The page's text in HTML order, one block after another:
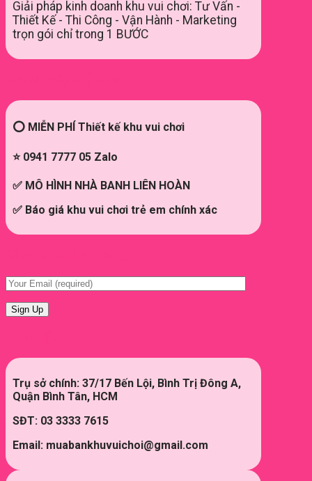
Giải pháp kinh doanh khu vui chơi: Tư Vấn -
Thiết Kế - Thi Công - Vận Hành - Marketing
trọn gói chỉ trong 1 BƯỚC
⭕ MIỄN PHÍ Thiết kế khu vui chơi
⭐ 0941 7777 05 Zalo
✅ MÔ HÌNH NHÀ BANH LIÊN HOÀN
✅ Báo giá khu vui chơi trẻ em chính xác
Trụ sở chính: 37/17 Bến Lội, Bình Trị Đông A,
Quận Bình Tân, HCM
SĐT: 03 3333 7615
Email: muabankhuvuichoi@gmail.com